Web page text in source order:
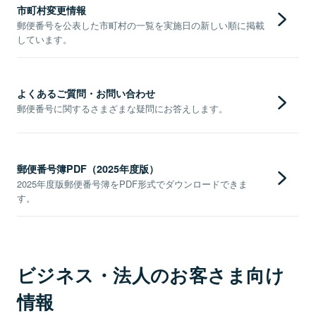
市町村変更情報
郵便番号を公表した市町村の一覧を実施日の新しい順に掲載
しています。
よくあるご質問・お問い合わせ
郵便番号に関するさまざまな疑問にお答えします。
郵便番号簿PDF（2025年度版）
2025年度版郵便番号簿をPDF形式でダウンロードできま
す。
ビジネス・法人のお客さま向け
情報